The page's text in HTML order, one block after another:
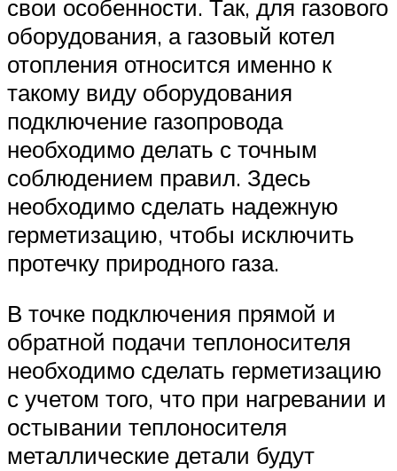
свои особенности. Так, для газового
оборудования, а газовый котел
отопления относится именно к
такому виду оборудования
подключение газопровода
необходимо делать с точным
соблюдением правил. Здесь
необходимо сделать надежную
герметизацию, чтобы исключить
протечку природного газа.
В точке подключения прямой и
обратной подачи теплоносителя
необходимо сделать герметизацию
с учетом того, что при нагревании и
остывании теплоносителя
металлические детали будут